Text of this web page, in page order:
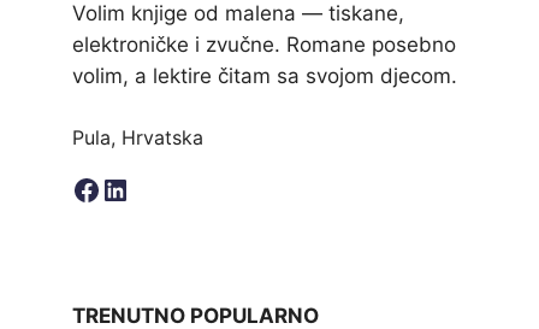
Volim knjige od malena — tiskane,
elektroničke i zvučne. Romane posebno
volim, a lektire čitam sa svojom djecom.
Pula, Hrvatska
Facebook
LinkedIn
TRENUTNO POPULARNO